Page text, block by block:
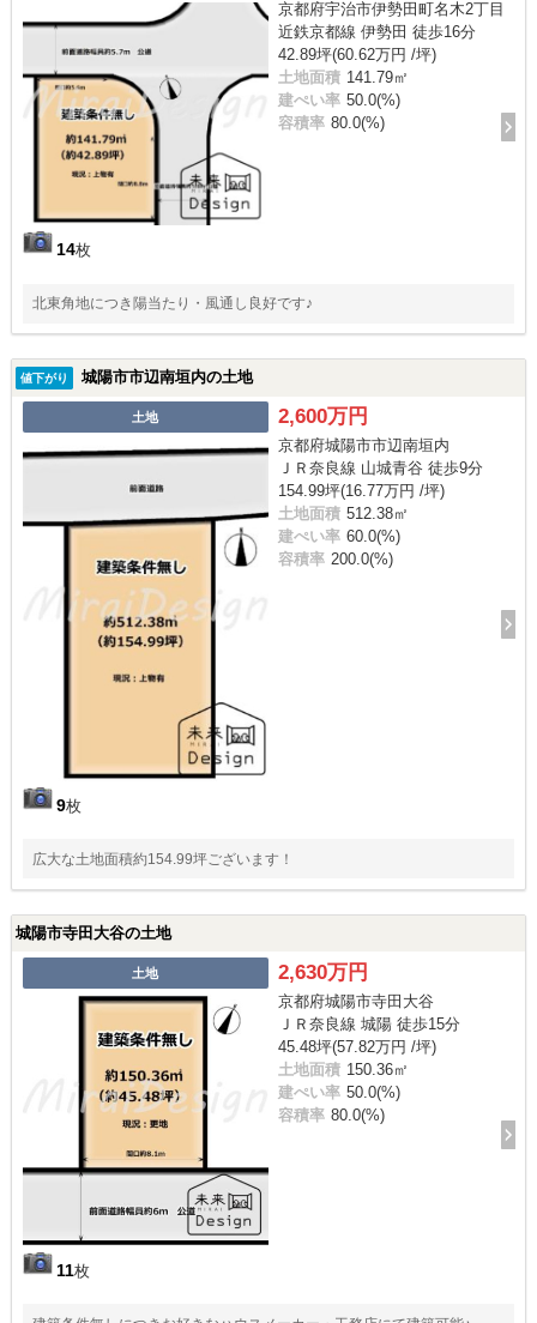
14枚
京都府宇治市伊勢田町名木2丁目
近鉄京都線 伊勢田 徒歩16分
42.89坪(60.62万円 /坪)
土地面積 141.79㎡
建ぺい率 50.0(%)
容積率 80.0(%)
北東角地につき陽当たり・風通し良好です♪
値下がり 城陽市市辺南垣内の土地
土地
9枚
2,600万円
京都府城陽市市辺南垣内
ＪＲ奈良線 山城青谷 徒歩9分
154.99坪(16.77万円 /坪)
土地面積 512.38㎡
建ぺい率 60.0(%)
容積率 200.0(%)
広大な土地面積約154.99坪ございます！
城陽市寺田大谷の土地
土地
11枚
2,630万円
京都府城陽市寺田大谷
ＪＲ奈良線 城陽 徒歩15分
45.48坪(57.82万円 /坪)
土地面積 150.36㎡
建ぺい率 50.0(%)
容積率 80.0(%)